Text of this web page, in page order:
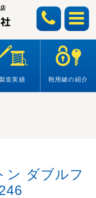
造実績 鞄用鍵の紹介
ン ダブルフ